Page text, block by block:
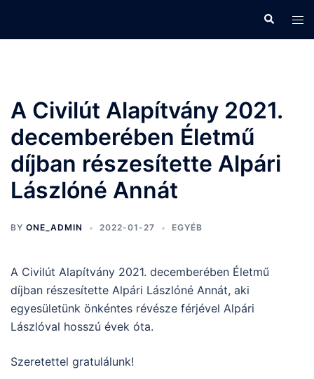
Search
A Civilút Alapítvány 2021.
decemberében Életmű
díjban részesítette Alpári
Lászlóné Annát
BY ONE_ADMIN 2022-01-27 EGYÉB
A Civilút Alapítvány 2021. decemberében Életmű
díjban részesítette Alpári Lászlóné Annát, aki
egyesületünk önkéntes révésze férjével Alpári
Lászlóval hosszú évek óta.
Szeretettel gratulálunk!